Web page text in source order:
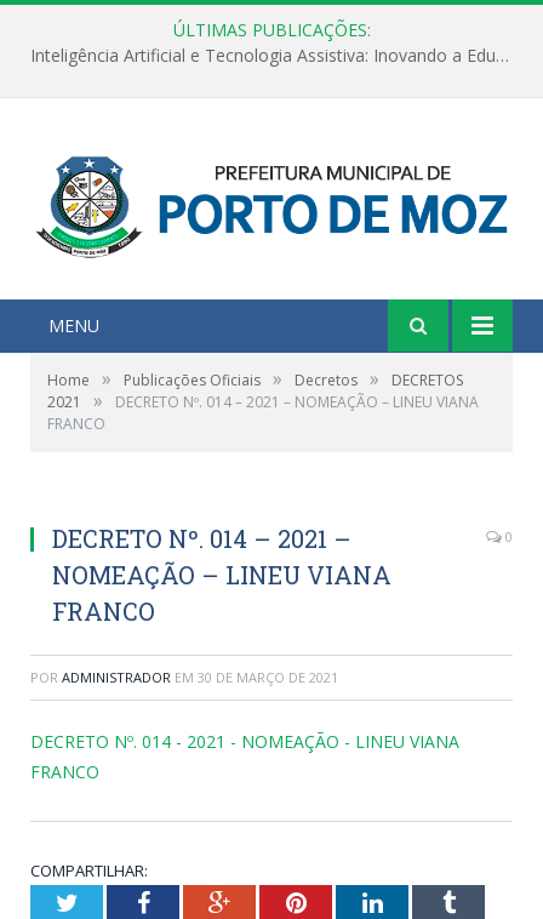
ÚLTIMAS PUBLICAÇÕES:
Inteligência Artificial e Tecnologia Assistiva: Inovando a Educação Especial e Inclusiva
MENU
Home » Publicações Oficiais » Decretos »
DECRETOS
2021
»
DECRETO Nº. 014 – 2021 – NOMEAÇÃO – LINEU VIANA
FRANCO
DECRETO Nº. 014 – 2021 –
NOMEAÇÃO – LINEU VIANA
FRANCO
0
POR ADMINISTRADOR EM 30 DE MARÇO DE 2021
DECRETO Nº. 014 - 2021 - NOMEAÇÃO - LINEU VIANA
FRANCO
COMPARTILHAR:
TwitterFacebookGoogle+PinterestLinkedInTumblr